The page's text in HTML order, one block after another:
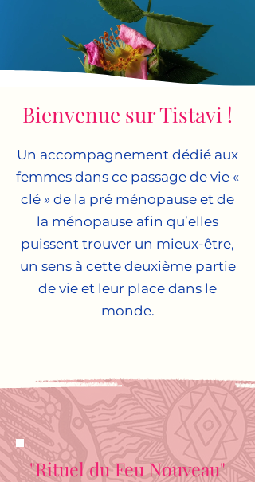
Bienvenue sur Tistavi !
Un accompagnement dédié aux
femmes dans ce passage de vie «
clé » de la pré ménopause et de
la ménopause afin qu’elles
puissent trouver un mieux-être,
un sens à cette deuxième partie
de vie et leur place dans le
monde.
"Rituel du Feu Nouveau"